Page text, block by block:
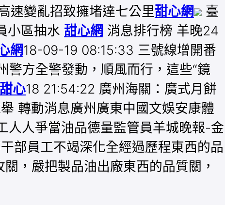
速變亂招致擁堵達七公里甜心網
臺
小區抽水 甜心網 消息排行榜 羊晚24
網18-09-19 08:15:33 三號線增開番
方全警發動，順風而行，這些“鏡
甜心18 21:54:22 廣州海關：廣式月餅
轉動消息廣州廣東中國文娛安康體
人人爭當油品德量監管員羊城晚報-金
部員工不竭深化全經過歷程東西的品
，嚴把製品油出廠東西的品質關，